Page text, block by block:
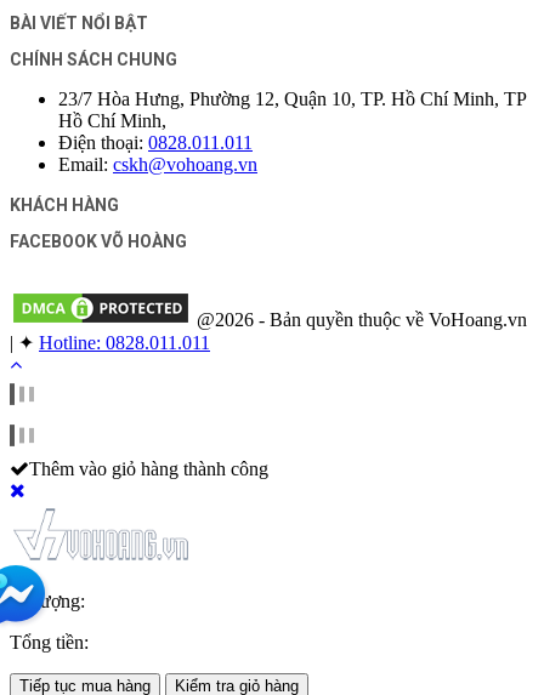
BÀI VIẾT NỔI BẬT
CHÍNH SÁCH CHUNG
23/7 Hòa Hưng, Phường 12, Quận 10, TP. Hồ Chí Minh, TP
Hồ Chí Minh,
Điện thoại: 0828.011.011
Email: cskh@vohoang.vn
KHÁCH HÀNG
FACEBOOK VÕ HOÀNG
@2026 - Bản quyền thuộc về VoHoang.vn
| ✦ Hotline: 0828.011.011
Thêm vào giỏ hàng thành công
Số lượng:
Tổng tiền:
Tiếp tục mua hàng Kiểm tra giỏ hàng